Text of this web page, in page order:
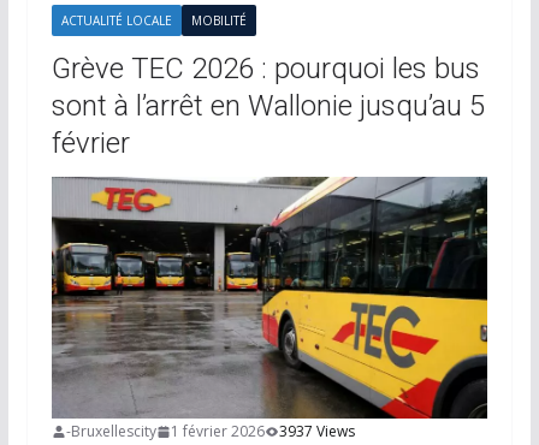
ACTUALITÉ LOCALE MOBILITÉ
Grève TEC 2026 : pourquoi les bus
sont à l’arrêt en Wallonie jusqu’au 5
février
-Bruxellescity 1 février 2026
3937 Views